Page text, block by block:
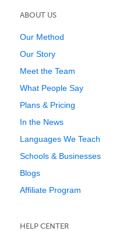
ABOUT US
Our Method
Our Story
Meet the Team
What People Say
Plans & Pricing
In the News
Languages We Teach
Schools & Businesses
Blogs
Affiliate Program
HELP CENTER